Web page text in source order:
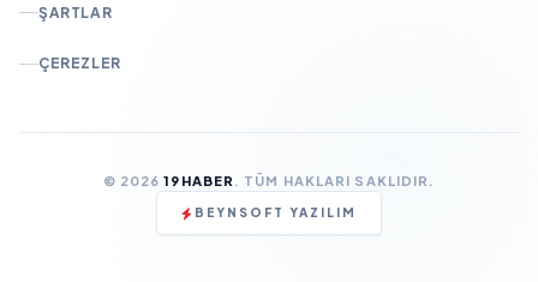
ŞARTLAR
ÇEREZLER
© 202619HABER . TÜM HAKLARI SAKLIDIR.
BEYNSOFT YAZILIM